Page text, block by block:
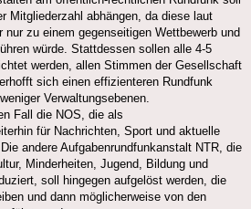
Mitgliederzahl abhängen, da diese laut
zu einem gegenseitigen Wettbewerb und
würde. Stattdessen sollen alle 4-5
werden, allen Stimmen der Gesellschaft
sich einen effizienteren Rundfunk
Verwaltungsebenen.
Fall die NOS, die als
für Nachrichten, Sport und aktuelle
andere Aufgabenrundfunkanstalt NTR, die
Minderheiten, Jugend, Bildung und
soll hingegen aufgelöst werden, die
und dann möglicherweise von den